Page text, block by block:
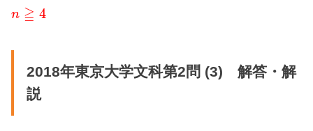
n ≧ 4
2018年東京大学文科第2問 (3) 解答・解
説